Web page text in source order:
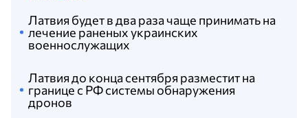
Латвия до конца сентября разместит на
границе с РФ системы обнаружения
дронов
Латвия будет в два раза чаще принимать на
лечение раненых украинских
военнослужащих